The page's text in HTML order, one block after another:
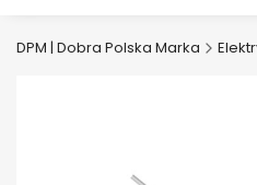
DPM | Dobra Polska Marka